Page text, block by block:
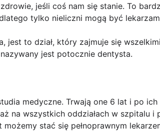
jeśli coś nam się stanie. To
tylko nieliczni mogą być
jest to dział, który zajmuje się
jest potocznie dentysta.
medyczne. Trwają one 6 lat i po
na wszystkich oddziałach w szpitalu
stać się pełnoprawnym